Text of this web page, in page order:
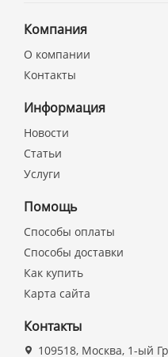
Компания
О компании
Контакты
Информация
Новости
Статьи
Услуги
Помощь
Способы оплаты
Способы доставки
Как купить
Карта сайта
Контакты
109518, Москва, 1-ый